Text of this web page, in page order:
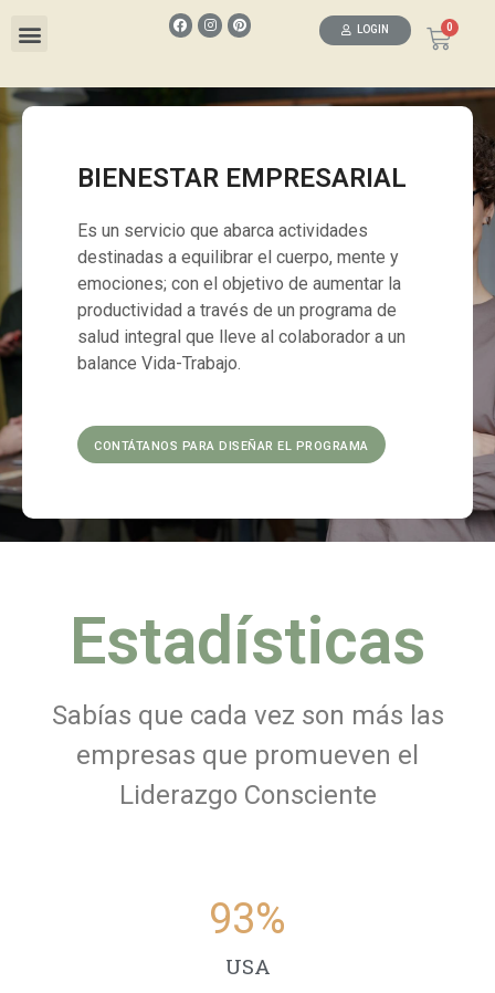
LOGIN
BIENESTAR EMPRESARIAL
Es un servicio que abarca actividades
destinadas a equilibrar el cuerpo, mente y
emociones; con el objetivo de aumentar la
productividad a través de un programa de
salud integral que lleve al colaborador a un
balance Vida-Trabajo.
CONTÁTANOS PARA DISEÑAR EL PROGRAMA
Estadísticas
Sabías que cada vez son más las
empresas que promueven el
Liderazgo Consciente
93%
USA